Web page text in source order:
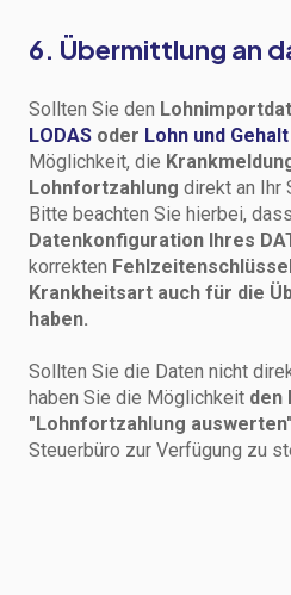
6. Übermittlung an
Sollten Sie den
LODAS oder Lohn und Gehalt
Möglichkeit, die
Lohnfortzahlung direkt an Ihr
Bitte beachten Sie hierbei,
Datenkonfiguration Ihres
korrekten
Krankheitsart auch für die
haben.
Sollten Sie die Daten nicht
haben Sie die Möglichkeit den
"Lohnfortzahlung auswerten"
Steuerbüro zur Verfügung zu